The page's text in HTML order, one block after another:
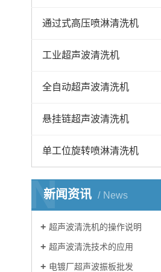
通过式高压喷淋清洗机
工业超声波清洗机
全自动超声波清洗机
悬挂链超声波清洗机
单工位旋转喷淋清洗机
新闻资讯 News
N
超声波清洗机的操作说明
超声波清洗技术的应用
电镀厂超声波振板批发